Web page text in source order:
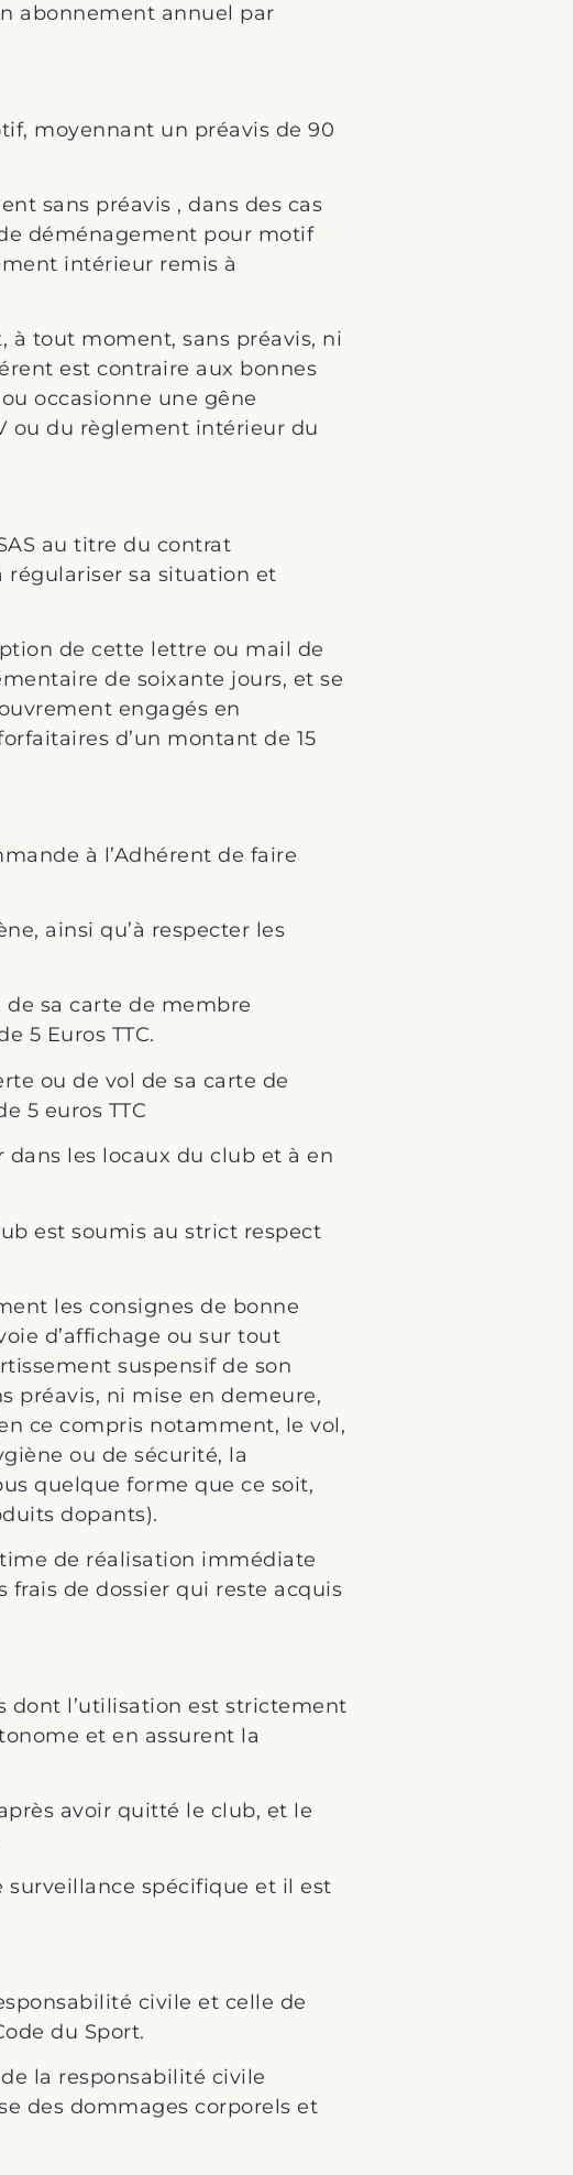
abonnement annuel par
moyennant un préavis de 90
sans préavis , dans des cas
déménagement pour motif
intérieur remis à
à tout moment, sans préavis, ni
est contraire aux bonnes
occasionne une gêne
ou du règlement intérieur du
au titre du contrat
régulariser sa situation et
de cette lettre ou mail de
de soixante jours, et se
engagés en
d’un montant de 15
à l’Adhérent de faire
ainsi qu’à respecter les
de sa carte de membre
5 Euros TTC.
ou de vol de sa carte de
5 euros TTC
les locaux du club et à en
est soumis au strict respect
les consignes de bonne
d’affichage ou sur tout
suspensif de son
préavis, ni mise en demeure,
ce compris notamment, le vol,
ou de sécurité, la
quelque forme que ce soit,
dopants).
de réalisation immédiate
de dossier qui reste acquis
dont l’utilisation est strictement
et en assurent la
avoir quitté le club, et le
surveillance spécifique et il est
civile et celle de
du Sport.
la responsabilité civile
des dommages corporels et